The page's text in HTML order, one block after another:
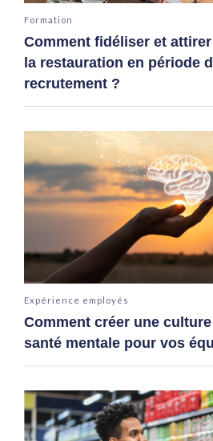
Formation
Comment fidéliser et
la restauration en période
recrutement ?
Expérience employés
Comment créer une
santé mentale pour vos